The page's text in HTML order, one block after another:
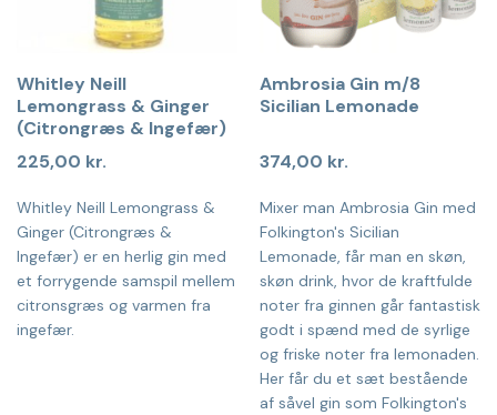
Whitley Neill
Lemongrass & Ginger
(Citrongræs & Ingefær)
225,00 kr.
Whitley Neill Lemongrass &
Ginger (Citrongræs &
Ingefær) er en herlig gin med
et forrygende samspil mellem
citronsgræs og varmen fra
ingefær.
Ambrosia Gin m/8
Sicilian Lemonade
374,00 kr.
Mixer man Ambrosia Gin med
Folkington's Sicilian
Lemonade, får man en skøn,
skøn drink, hvor de kraftfulde
noter fra ginnen går fantastisk
godt i spænd med de syrlige
og friske noter fra lemonaden.
Her får du et sæt bestående
af såvel gin som Folkington's